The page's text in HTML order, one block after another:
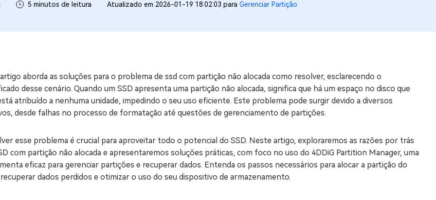
Android
Excluir arquivos duplicados e limpar arquivos inúteis no Mac
Mais Ferramentas
Mac Boot Genius
Grátis
Corrigir Erros de Mac Grátis
Windows 11 Upgrade Checker
5 minutos de leitura Atualizado em 2026-01-19 18:02:03 para Gerenciar Partição
aborda as soluções para o problema de ssd com partição não alocada como resolver, esclarecendo o
desse cenário. Quando um SSD apresenta uma partição não alocada, significa que há um espaço no disco que
atribuído a nenhuma unidade, impedindo o seu uso eficiente. Este problema pode surgir devido a diversos
desde falhas no processo de formatação até questões de gerenciamento de partições.
esse problema é crucial para aproveitar todo o potencial do SSD. Neste artigo, exploraremos as razões por trás
com partição não alocada e apresentaremos soluções práticas, com foco no uso do 4DDiG Partition Manager, uma
eficaz para gerenciar partições e recuperar dados. Entenda os passos necessários para alocar a partição do
recuperar dados perdidos e otimizar o uso do seu dispositivo de armazenamento.